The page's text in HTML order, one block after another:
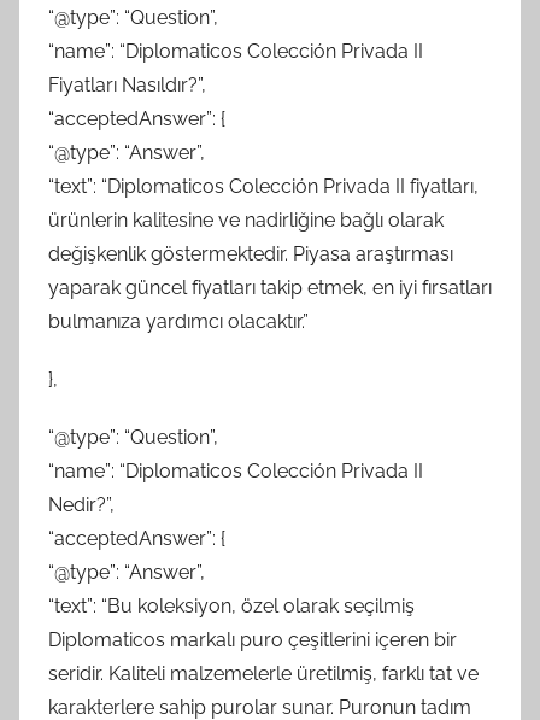
“@type”: “Question”,
“name”: “Diplomaticos Colección Privada II
Fiyatları Nasıldır?”,
“acceptedAnswer”: {
“@type”: “Answer”,
“text”: “Diplomaticos Colección Privada II fiyatları,
ürünlerin kalitesine ve nadirliğine bağlı olarak
değişkenlik göstermektedir. Piyasa araştırması
yaparak güncel fiyatları takip etmek, en iyi fırsatları
bulmanıza yardımcı olacaktır.”
},
“@type”: “Question”,
“name”: “Diplomaticos Colección Privada II
Nedir?”,
“acceptedAnswer”: {
“@type”: “Answer”,
“text”: “Bu koleksiyon, özel olarak seçilmiş
Diplomaticos markalı puro çeşitlerini içeren bir
seridir. Kaliteli malzemelerle üretilmiş, farklı tat ve
karakterlere sahip purolar sunar. Puronun tadım